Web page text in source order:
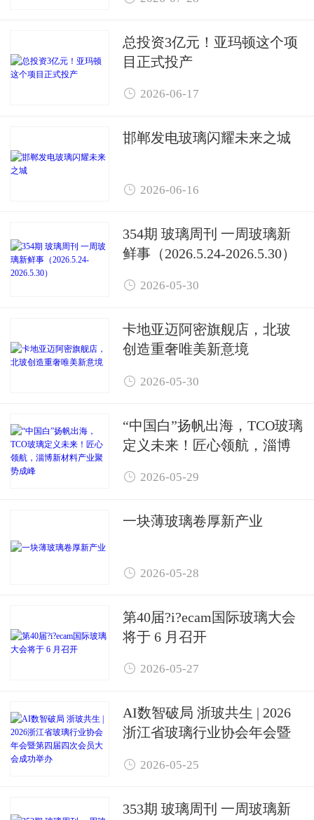
总投资3亿元！亚玛顿这个项
目正式投产
 2026-06-17
邯郸发电玻璃闪耀未来之城
 2026-06-16
354期 玻璃周刊 一周玻璃新
鲜事（2026.5.24-2026.5.30）
 2026-05-30
卡地亚迈阿密旗舰店，北玻
创造重奢唯美新意境
 2026-05-30
“中国白”扬帆出海，TCO玻璃
定义未来！匠心领航，淄博
 2026-05-29
一块薄玻璃卷厚新产业
 2026-05-28
第40届?i?ecam国际玻璃大会
将于 6 月召开
 2026-05-27
AI数智破局 浙玻共生 | 2026
浙江省玻璃行业协会年会暨
办
 2026-05-25
353期 玻璃周刊 一周玻璃新